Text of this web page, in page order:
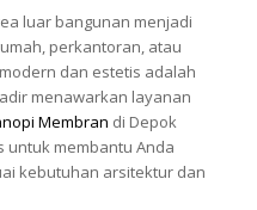
luar bangunan menjadi
perkantoran, atau
dan estetis adalah
menawarkan layanan
Membran di Depok
untuk membantu Anda
kebutuhan arsitektur dan